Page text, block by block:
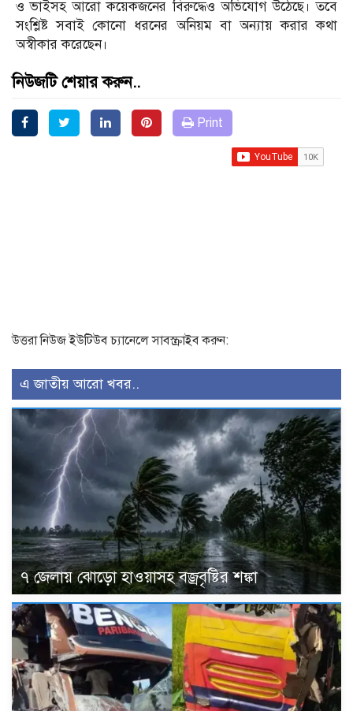
ও ভাইসহ আরো কয়েকজনের বিরুদ্ধেও অভিযোগ উঠেছে। তবে
সংশ্লিষ্ট সবাই কোনো ধরনের অনিয়ম বা অন্যায় করার কথা
অস্বীকার করেছেন।
নিউজটি শেয়ার করুন..
Print
উত্তরা নিউজ ইউটিউব চ্যানেলে সাবস্ক্রাইব করুন:
এ জাতীয় আরো খবর..
৭ জেলায় ঝোড়ো হাওয়াসহ বজ্রবৃষ্টির শঙ্কা